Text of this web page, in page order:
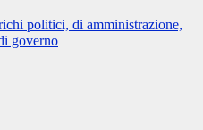
politici, di amministrazione,
governo